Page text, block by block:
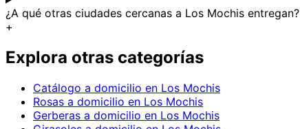
¿A qué otras ciudades cercanas a Los Mochis entregan?
+
Explora otras categorías
Catálogo a domicilio en Los Mochis
Rosas a domicilio en Los Mochis
Gerberas a domicilio en Los Mochis